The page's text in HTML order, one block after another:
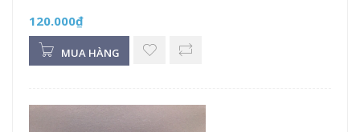
120.000₫
MUA HÀNG